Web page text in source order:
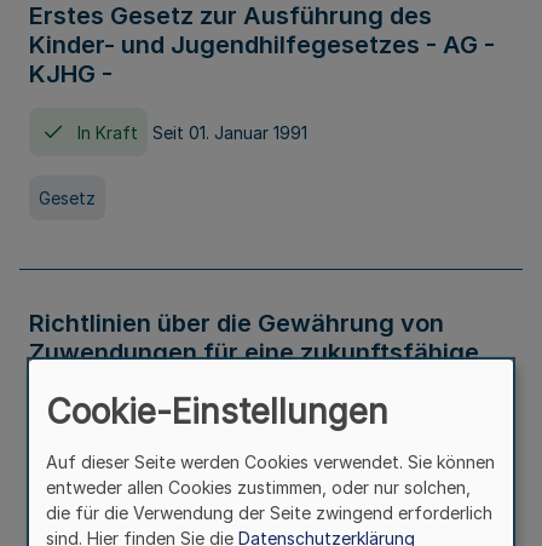
Erstes Gesetz zur Ausführung des
Kinder- und Jugendhilfegesetzes - AG -
KJHG -
In Kraft Seit 01. Januar 1991
Gesetz
Richtlinien über die Gewährung von
Zuwendungen für eine zukunftsfähige
Nordrhein-Westfalen
In Kraft
Verwaltungsvorschrift
Cookie-Einstellungen
Auf dieser Seite werden Cookies verwendet. Sie können
entweder allen Cookies zustimmen, oder nur solchen,
die für die Verwendung der Seite zwingend erforderlich
sind. Hier finden Sie die Datenschutzerklärung